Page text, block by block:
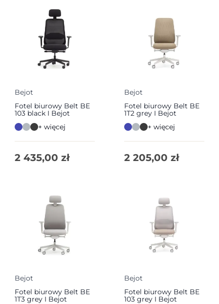
Bejot
Fotel biurowy Belt BE
103 black I Bejot
+ więcej
2 435,00 zł
Bejot
Fotel biurowy Belt BE
1T2 grey I Bejot
+ więcej
2 205,00 zł
Bejot
Fotel biurowy Belt BE
1T3 grey I Bejot
Bejot
Fotel biurowy Belt BE
103 grey I Bejot